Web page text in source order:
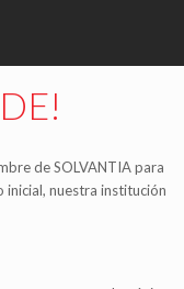
de SOLVANTIA para
nuestra institución